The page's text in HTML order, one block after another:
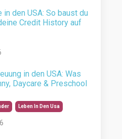
in den USA: So baust du
Credit History auf
in den USA: Was
Daycare & Preschool
Leben In Den Usa